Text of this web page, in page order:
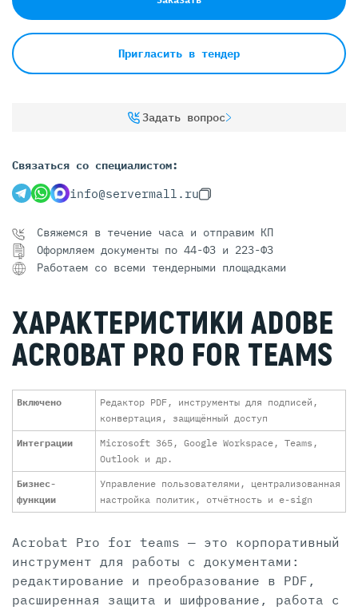
Пригласить в тендер
Задать вопрос
Связаться со специалистом:
info@servermall.ru
Свяжемся в течение часа и отправим КП
Оформляем документы по 44-ФЗ и 223-ФЗ
Работаем со всеми тендерными площадками
ХАРАКТЕРИСТИКИ ADOBE
ACROBAT PRO FOR TEAMS
Включено
Редактор PDF, инструменты для подписей,
конвертация, защищённый доступ
Интеграции
Microsoft 365, Google Workspace, Teams,
Outlook и др.
Бизнес-
функции
Управление пользователями, централизованная
настройка политик, отчётность и e-sign
Acrobat Pro for teams — это корпоративный
инструмент для работы с документами:
редактирование и преобразование в PDF,
расширенная защита и шифрование, работа с